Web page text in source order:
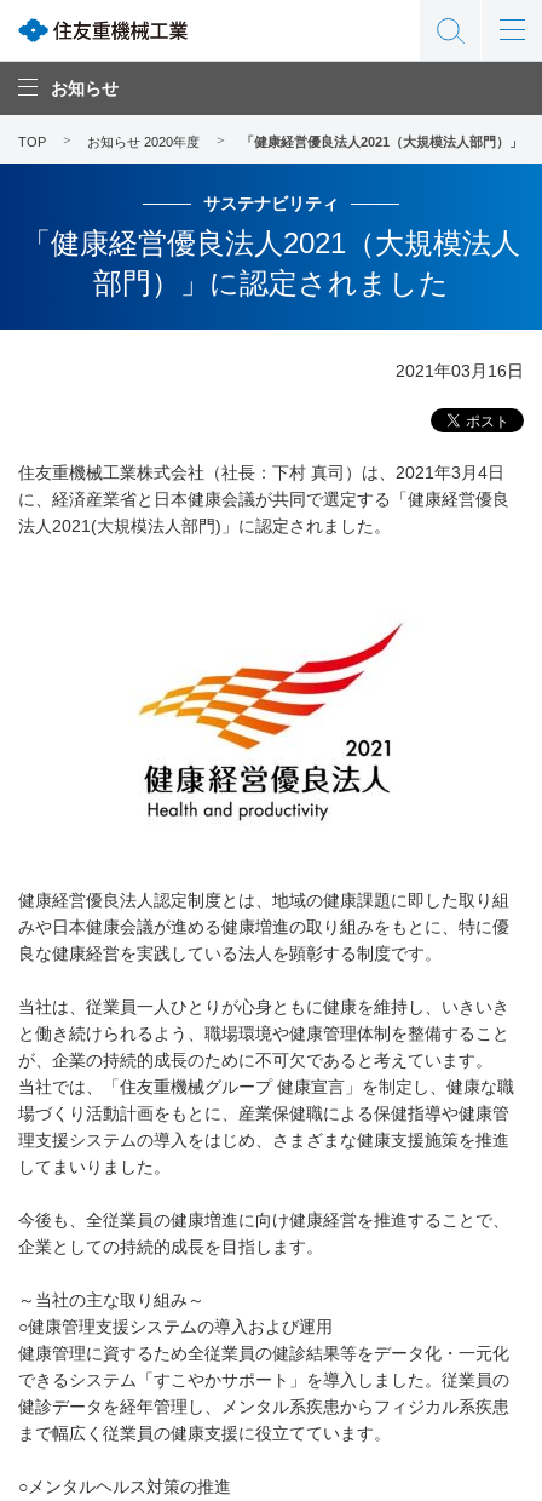
お知らせ
TOP お知らせ 2020年度 「健康経営優良法人2021（大規模法人部門）」に
サステナビリティ
「健康経営優良法人2021（大規模法人
部門）」に認定されました
2021年03月16日
住友重機械工業株式会社（社長：下村 真司）は、2021年3月4日
に、経済産業省と日本健康会議が共同で選定する「健康経営優良
法人2021(大規模法人部門)」に認定されました。
健康経営優良法人認定制度とは、地域の健康課題に即した取り組
みや日本健康会議が進める健康増進の取り組みをもとに、特に優
良な健康経営を実践している法人を顕彰する制度です。
当社は、従業員一人ひとりが心身ともに健康を維持し、いきいき
と働き続けられるよう、職場環境や健康管理体制を整備すること
が、企業の持続的成長のために不可欠であると考えています。
当社では、「住友重機械グループ 健康宣言」を制定し、健康な職
場づくり活動計画をもとに、産業保健職による保健指導や健康管
理支援システムの導入をはじめ、さまざまな健康支援施策を推進
してまいりました。
今後も、全従業員の健康増進に向け健康経営を推進することで、
企業としての持続的成長を目指します。
～当社の主な取り組み～
○健康管理支援システムの導入および運用
健康管理に資するため全従業員の健診結果等をデータ化・一元化
できるシステム「すこやかサポート」を導入しました。従業員の
健診データを経年管理し、メンタル系疾患からフィジカル系疾患
まで幅広く従業員の健康支援に役立てています。
○メンタルヘルス対策の推進